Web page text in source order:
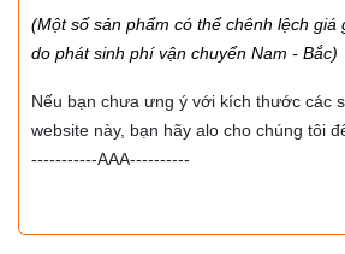
(Một số sản phẩm có thể chênh lệch giá
do phát sinh phí vận chuyển Nam - Bắc)
Nếu bạn chưa ưng ý với kích thước các
website này, bạn hãy alo cho chúng tôi
-----------AAA----------